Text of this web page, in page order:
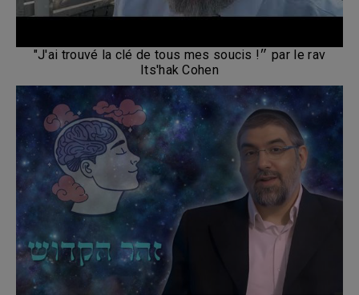
"J'ai trouvé la clé de tous mes soucis !״ par le rav
Its'hak Cohen